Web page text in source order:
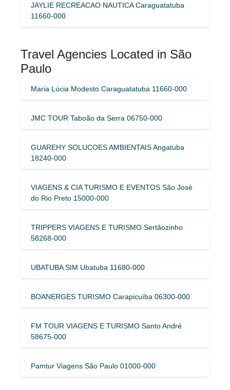
JAYLIE RECREACAO NAUTICA Caraguatatuba
11660-000
Travel Agencies Located in São
Paulo
Maria Lúcia Modesto Caraguatatuba 11660-000
JMC TOUR Taboão da Serra 06750-000
GUAREHY SOLUCOES AMBIENTAIS Angatuba
18240-000
VIAGENS & CIA TURISMO E EVENTOS São José
do Rio Preto 15000-000
TRIPPERS VIAGENS E TURISMO Sertãozinho
58268-000
UBATUBA SIM Ubatuba 11680-000
BOANERGES TURISMO Carapicuíba 06300-000
FM TOUR VIAGENS E TURISMO Santo André
58675-000
Pamtur Viagens São Paulo 01000-000